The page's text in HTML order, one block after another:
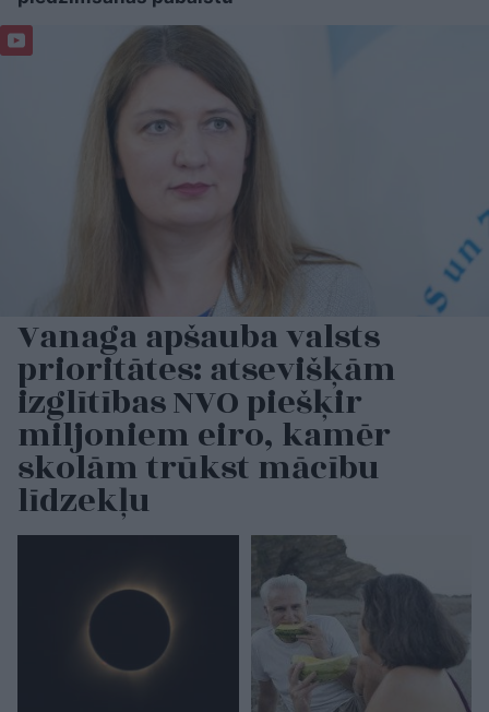
Vanaga apšauba valsts
prioritātes: atsevišķām
izglītības NVO piešķir
miljoniem eiro, kamēr
skolām trūkst mācību
līdzekļu